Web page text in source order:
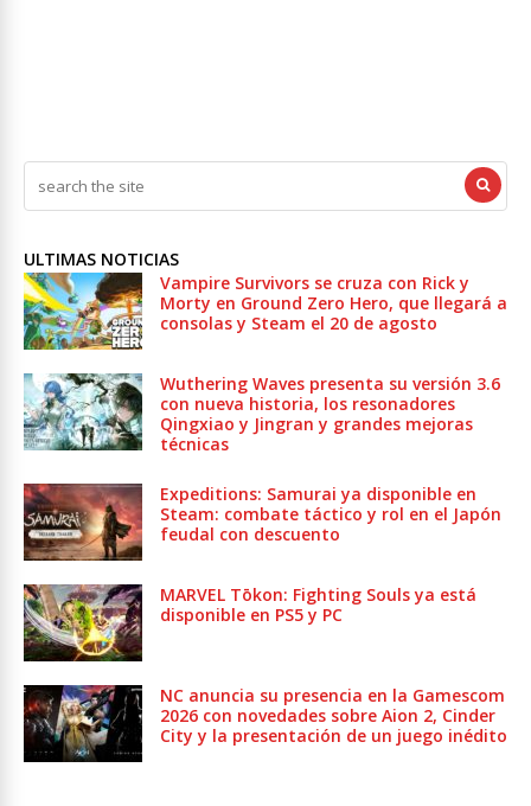
ULTIMAS NOTICIAS
Vampire Survivors se cruza con Rick y
Morty en Ground Zero Hero, que llegará a
consolas y Steam el 20 de agosto
Wuthering Waves presenta su versión 3.6
con nueva historia, los resonadores
Qingxiao y Jingran y grandes mejoras
técnicas
Expeditions: Samurai ya disponible en
Steam: combate táctico y rol en el Japón
feudal con descuento
MARVEL Tōkon: Fighting Souls ya está
disponible en PS5 y PC
NC anuncia su presencia en la Gamescom
2026 con novedades sobre Aion 2, Cinder
City y la presentación de un juego inédito